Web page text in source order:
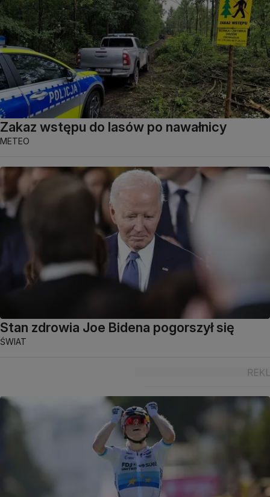
Zakaz wstępu do lasów po nawałnicy
METEO
Stan zdrowia Joe Bidena pogorszył się
ŚWIAT